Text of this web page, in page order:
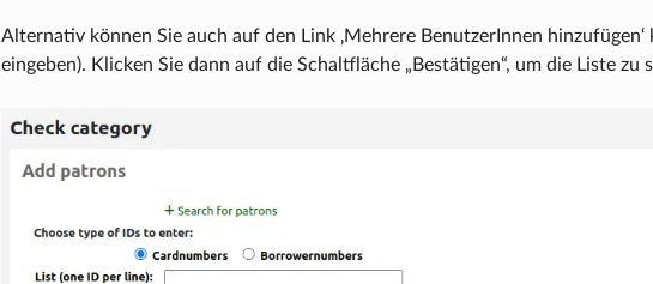
Alternativ können Sie auch auf den Link ‚Mehrere BenutzerInnen
eingeben). Klicken Sie dann auf die Schaltfläche „Bestätigen“, um die Liste zu